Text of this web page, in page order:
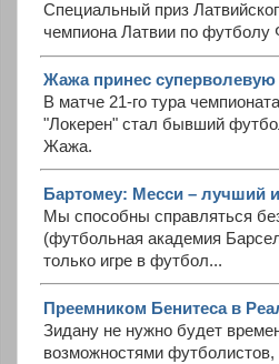
Специальный приз
чемпиона Латвии по
Жажа принес суперволевую
В матче 21-го тура
"Локерен" стал бывший
Жажа.
Бартомеу: Месси – лучший
Мы способны справляться
(футбольная академия
только игре в футбол...
Преемником Бенитеса в
Зидану не нужно будет
возможностями